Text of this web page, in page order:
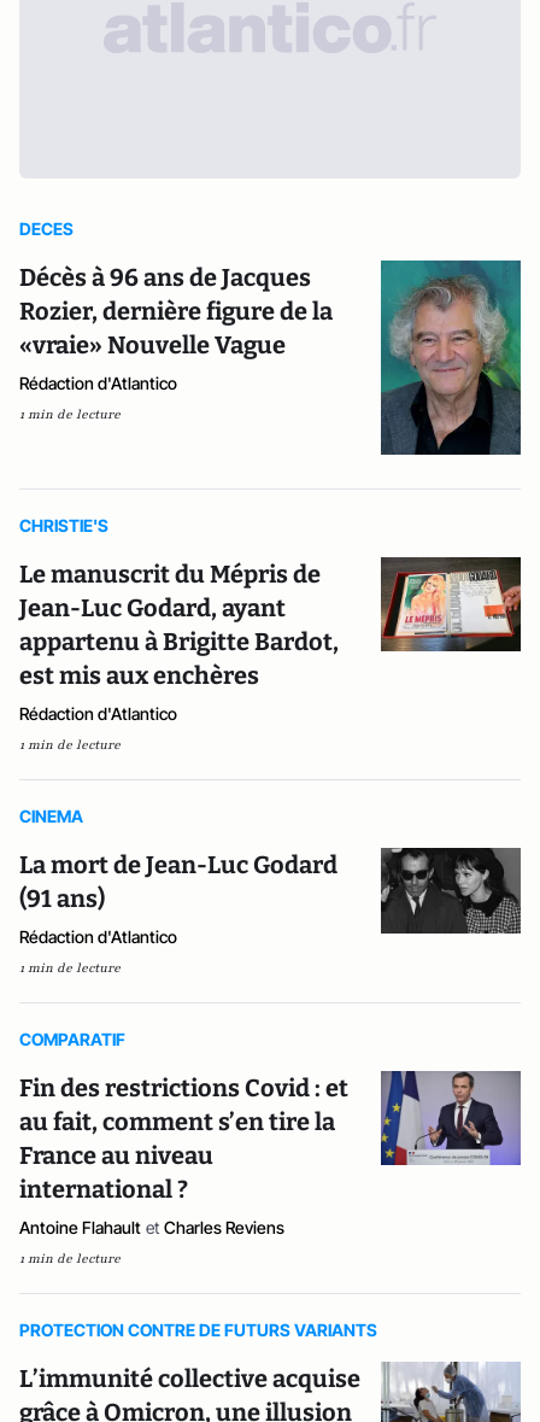
DECES
Décès à 96 ans de Jacques
Rozier, dernière figure de la
«vraie» Nouvelle Vague
Rédaction d'Atlantico
1 min de lecture
CHRISTIE'S
Le manuscrit du Mépris de
Jean-Luc Godard, ayant
appartenu à Brigitte Bardot,
est mis aux enchères
Rédaction d'Atlantico
1 min de lecture
CINEMA
La mort de Jean-Luc Godard
(91 ans)
Rédaction d'Atlantico
1 min de lecture
COMPARATIF
Fin des restrictions Covid : et
au fait, comment s’en tire la
France au niveau
international ?
Antoine Flahault et Charles Reviens
1 min de lecture
PROTECTION CONTRE DE FUTURS VARIANTS
L’immunité collective acquise
grâce à Omicron, une illusion